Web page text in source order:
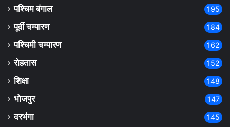
पश्चिम बंगाल 195
पूर्वी चम्पारण 184
पश्चिमी चम्पारण 162
रोहतास 152
शिक्षा 148
भोजपुर 147
दरभंगा 145